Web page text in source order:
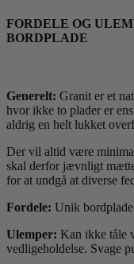
FORDELE OG
BORDPLADE
Generelt: Granit er et
hvor ikke to plader er
aldrig en helt lukket
Der vil altid være
skal derfor jævnligt
for at undgå at diverse
Fordele: Unik
Ulemper: Kan ikke tåle
vedligeholdelse. Svage